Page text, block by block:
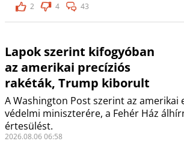
2
4 43
Lapok szerint kifogyóban
az amerikai precíziós
rakéták, Trump kiborult
A Washington Post szerint az amerikai
védelmi miniszterére, a Fehér Ház
értesülést.
2026.08.06 06:58